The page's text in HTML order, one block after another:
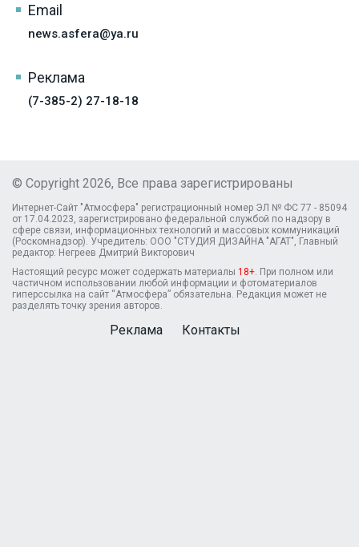
Email
news.asfera@ya.ru
Реклама
(7-385-2) 27-18-18
© Copyright 2026, Все права зарегистрированы
Интернет-Сайт "Атмосфера" регистрационный номер ЭЛ № ФС 77 - 85094
от 17.04.2023, зарегистрировано федеральной службой по надзору в
сфере связи, информационных технологий и массовых коммуникаций
(Роскомнадзор). Учредитель: ООО "СТУДИЯ ДИЗАЙНА "АГАТ", Главный
редактор: Негреев Дмитрий Викторович
Настоящий ресурс может содержать материалы 18+ . При полном или
частичном использовании любой информации и фотоматериалов
гиперссылка на сайт “Атмосфера” обязательна. Редакция может не
разделять точку зрения авторов.
Реклама Контакты